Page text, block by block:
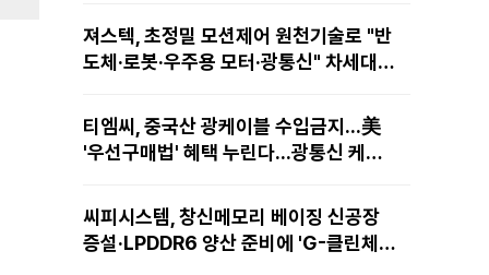
져스텍, 초정밀 모션제어 원천기술로 "반
도체·로봇·우주용 모터·광통신" 차세대
티엠씨, 중국산 광케이블 수입금지...美
'우선구매법' 혜택 누린다...광통신 케이
씨피시스템, 창신메모리 베이징 신공장
증설·LPDDR6 양산 준비에 'G-클린체